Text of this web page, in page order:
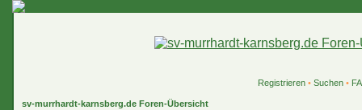
Registrieren• Suchen•
sv-murrhardt-karnsberg.de Foren-Übersicht